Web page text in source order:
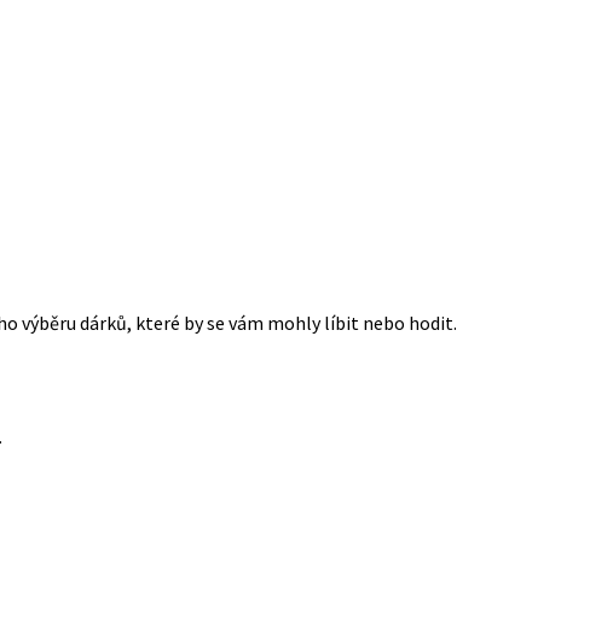
výběru dárků, které by se vám mohly líbit nebo hodit.